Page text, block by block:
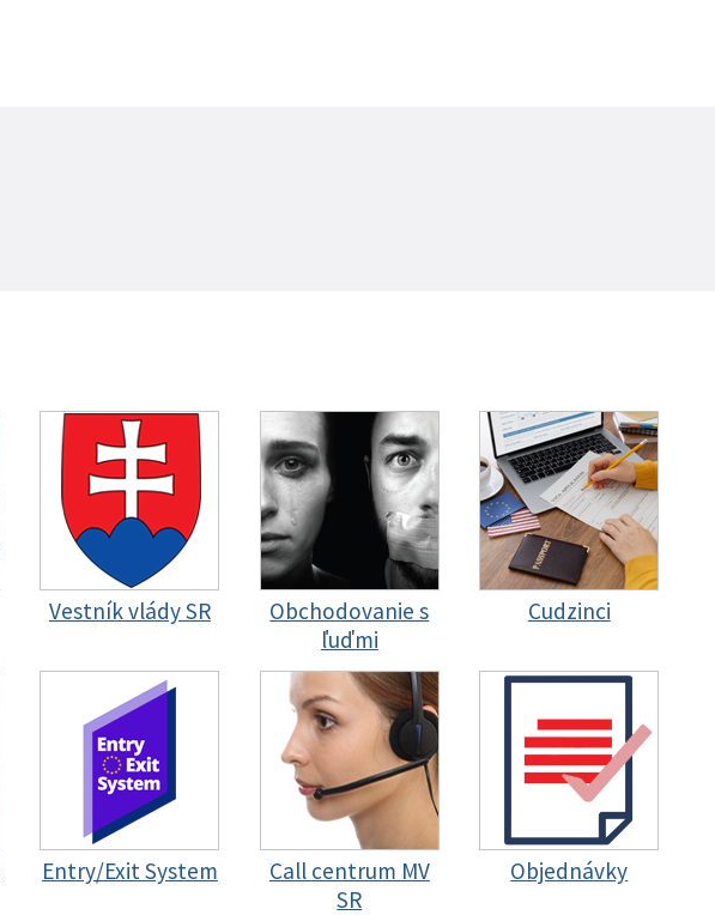
Vestník vlády SR
Obchodovanie s
ľuďmi
Cudzinci
Entry/Exit System
Call centrum MV
SR
Objednávky